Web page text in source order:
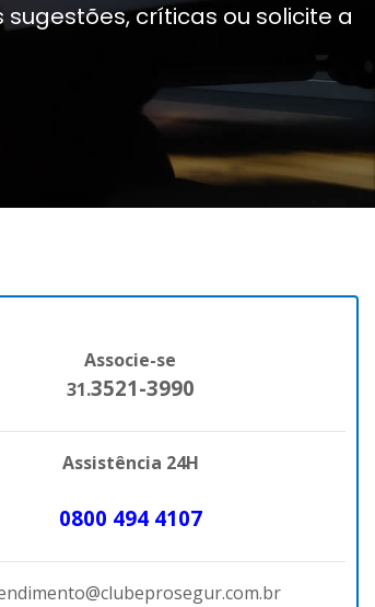
críticas ou solicite a
Associe-se
31.3521-3990
Assistência 24H
0800 494 4107